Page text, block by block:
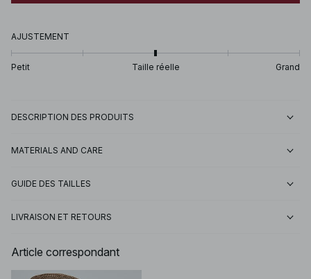
AJUSTEMENT
Petit Taille réelle Grand
DESCRIPTION DES PRODUITS
MATERIALS AND CARE
GUIDE DES TAILLES
LIVRAISON ET RETOURS
Article correspondant